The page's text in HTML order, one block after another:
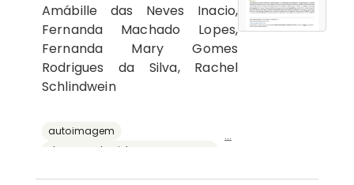
Amábille das Neves Inacio,
Fernanda Machado Lopes,
Fernanda Mary Gomes
Rodrigues da Silva, Rachel
Schlindwein
autoimagem
...